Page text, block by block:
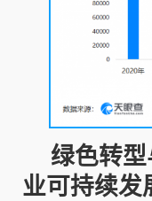
绿色转
业可持续发